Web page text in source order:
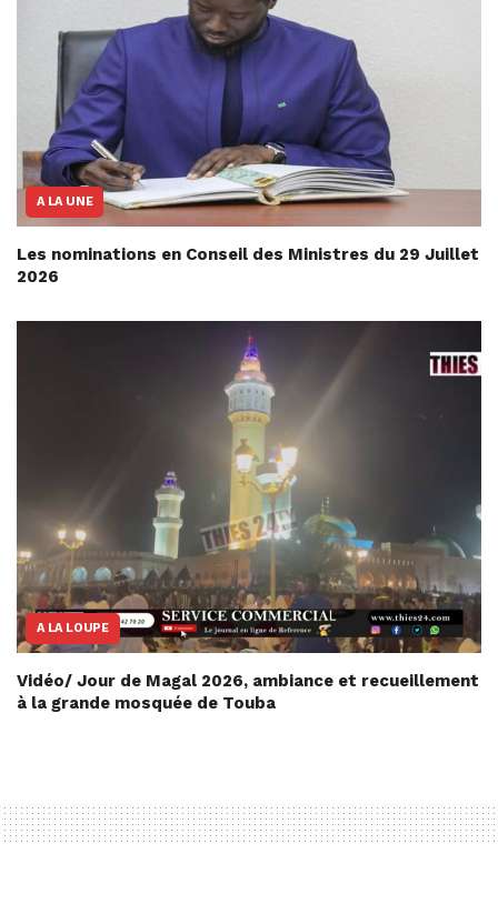
A LA UNE
Les nominations en Conseil des Ministres du 29 Juillet
2026
A LA LOUPE
Vidéo/ Jour de Magal 2026, ambiance et recueillement
à la grande mosquée de Touba